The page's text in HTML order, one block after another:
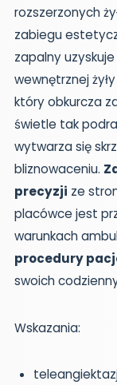
rozszerzonych
zabiegu
zapalny
wewnętrznej
który obkurcza
świetle tak
wytwarza się
bliznowaceniu.
precyzji ze
placówce jest
warunkach
procedury
swoich
Wskazania: